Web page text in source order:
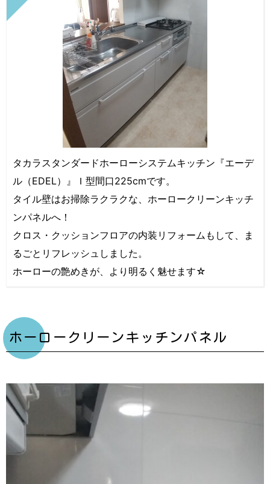
タカラスタンダードホーローシステムキッチン『エーデ
ル（EDEL）』Ｉ型間口225cmです。
タイル壁はお掃除ラクラクな、ホーロークリーンキッチ
ンパネルへ！
クロス・クッションフロアの内装リフォームもして、ま
るごとリフレッシュしました。
ホーローの艶めきが、より明るく魅せます☆
ホーロークリーンキッチンパネル